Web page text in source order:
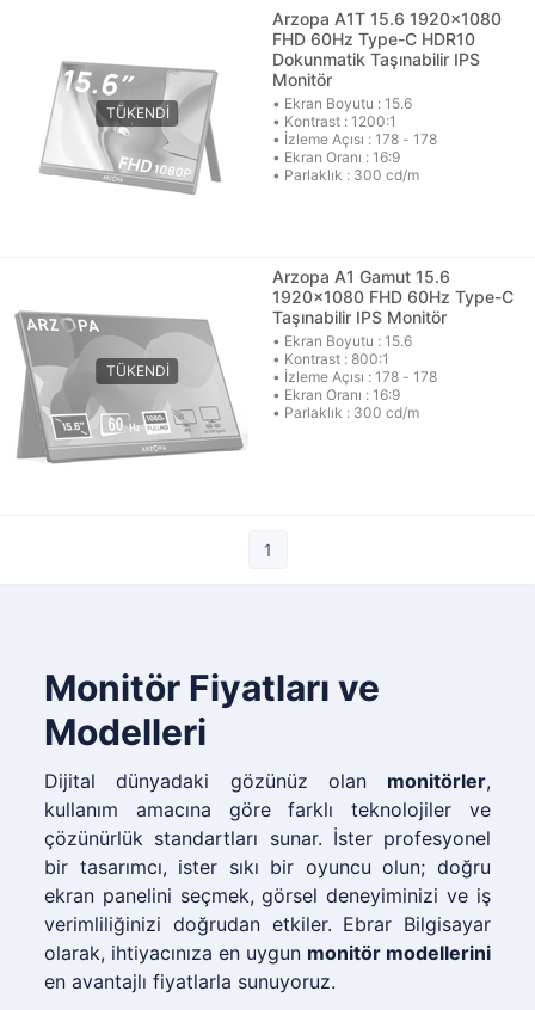
Arzopa A1T 15.6 1920x1080
FHD 60Hz Type-C HDR10
Dokunmatik Taşınabilir IPS
Monitör
• Ekran Boyutu : 15.6
• Kontrast : 1200:1
• İzleme Açısı : 178 - 178
• Ekran Oranı : 16:9
• Parlaklık : 300 cd/m
Arzopa A1 Gamut 15.6
1920x1080 FHD 60Hz Type-C
Taşınabilir IPS Monitör
• Ekran Boyutu : 15.6
• Kontrast : 800:1
• İzleme Açısı : 178 - 178
• Ekran Oranı : 16:9
• Parlaklık : 300 cd/m
1
Monitör Fiyatları ve
Modelleri
Dijital dünyadaki gözünüz olan monitörler,
kullanım amacına göre farklı teknolojiler ve
çözünürlük standartları sunar. İster profesyonel
bir tasarımcı, ister sıkı bir oyuncu olun; doğru
ekran panelini seçmek, görsel deneyiminizi ve iş
verimliliğinizi doğrudan etkiler. Ebrar Bilgisayar
olarak, ihtiyacınıza en uygun monitör modellerini
en avantajlı fiyatlarla sunuyoruz.